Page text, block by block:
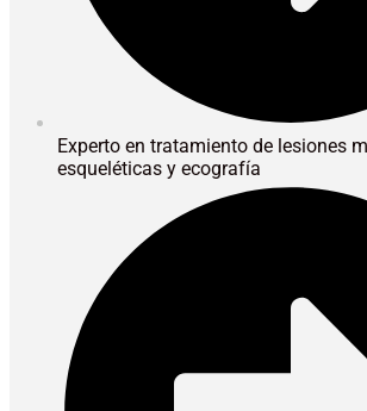
Experto en tratamiento de lesiones
esqueléticas y ecografía